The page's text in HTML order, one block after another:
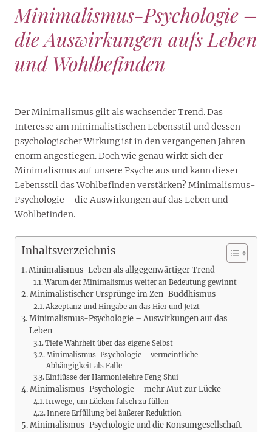
Minimalismus-Psychologie –
die Auswirkungen aufs Leben
und Wohlbefinden
Der Minimalismus gilt als wachsender Trend. Das
Interesse am minimalistischen Lebensstil und dessen
psychologischer Wirkung ist in den vergangenen Jahren
enorm angestiegen. Doch wie genau wirkt sich der
Minimalismus auf unsere Psyche aus und kann dieser
Lebensstil das Wohlbefinden verstärken? Minimalismus-
Psychologie – die Auswirkungen auf das Leben und
Wohlbefinden.
Inhaltsverzeichnis
Minimalismus-Leben als allgegenwärtiger Trend
Warum der Minimalismus weiter an Bedeutung gewinnt
Minimalistischer Ursprünge im Zen-Buddhismus
Akzeptanz und Hingabe an das Hier und Jetzt
Minimalismus-Psychologie – Auswirkungen auf das
Leben
Tiefe Wahrheit über das eigene Selbst
Minimalismus-Psychologie – vermeintliche
Abhängigkeit als Falle
Einflüsse der Harmonielehre Feng Shui
Minimalismus-Psychologie – mehr Mut zur Lücke
Irrwege, um Lücken falsch zu füllen
Innere Erfüllung bei äußerer Reduktion
Minimalismus-Psychologie und die Konsumgesellschaft